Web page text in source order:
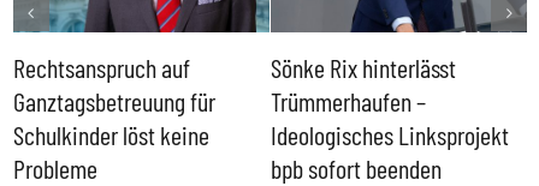
Rechtsanspruch auf
Ganztagsbetreuung für
Schulkinder löst keine
Probleme
Sönke Rix hinterlässt
Trümmerhaufen –
Ideologisches Linksprojekt
bpb sofort beenden